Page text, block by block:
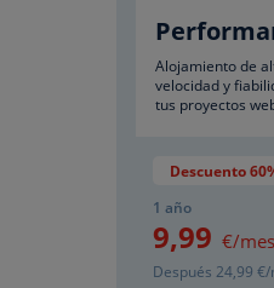
Alojamiento de
velocidad y
tus proyectos
Descuento
1 año
9,99 €/mes
Después 24,99 €/